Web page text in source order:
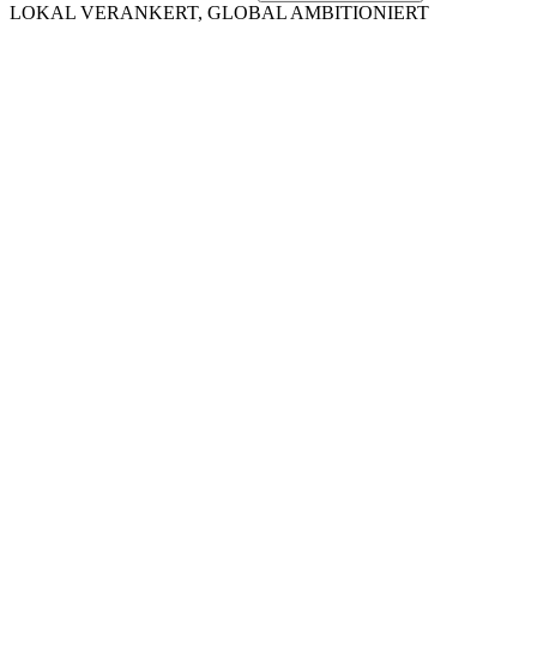
LOKAL VERANKERT, GLOBAL AMBITIONIERT